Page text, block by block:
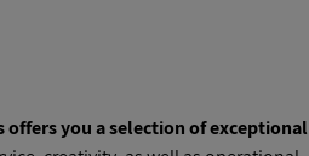
offers you a selection of exceptional